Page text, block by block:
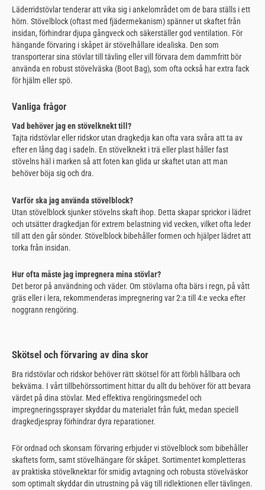
Läderridstövlar tenderar att vika sig i ankelområdet om de bara ställs i ett
hörn. Stövelblock (oftast med fjädermekanism) spänner ut skaftet från
insidan, förhindrar djupa gångveck och säkerställer god ventilation. För
hängande förvaring i skåpet är stövelhållare idealiska. Den som
transporterar sina stövlar till tävling eller vill förvara dem dammfritt bör
använda en robust stövelväska (Boot Bag), som ofta också har extra fack
för hjälm eller spö.
Vanliga frågor
Vad behöver jag en stövelknekt till?
Tajta ridstövlar eller ridskor utan dragkedja kan ofta vara svåra att ta av
efter en lång dag i sadeln. En stövelknekt i trä eller plast håller fast
stövelns häl i marken så att foten kan glida ur skaftet utan att man
behöver böja sig och dra.
Varför ska jag använda stövelblock?
Utan stövelblock sjunker stövelns skaft ihop. Detta skapar sprickor i lädret
och utsätter dragkedjan för extrem belastning vid vecken, vilket ofta leder
till att den går sönder. Stövelblock bibehåller formen och hjälper lädret att
torka från insidan.
Hur ofta måste jag impregnera mina stövlar?
Det beror på användning och väder. Om stövlarna ofta bärs i regn, på vått
gräs eller i lera, rekommenderas impregnering var 2:a till 4:e vecka efter
noggrann rengöring.
Skötsel och förvaring av dina skor
Bra ridstövlar och ridskor behöver rätt skötsel för att förbli hållbara och
bekväma. I vårt tillbehörssortiment hittar du allt du behöver för att bevara
värdet på dina stövlar. Med effektiva rengöringsmedel och
impregneringssprayer skyddar du materialet från fukt, medan speciell
dragkedjespray förhindrar dyra reparationer.
För ordnad och skonsam förvaring erbjuder vi stövelblock som bibehåller
skaftets form, samt stövelhängare för skåpet. Sortimentet kompletteras
av praktiska stövelknektar för smidig avtagning och robusta stövelväskor
som optimalt skyddar din utrustning på väg till ridlektionen eller tävlingen.